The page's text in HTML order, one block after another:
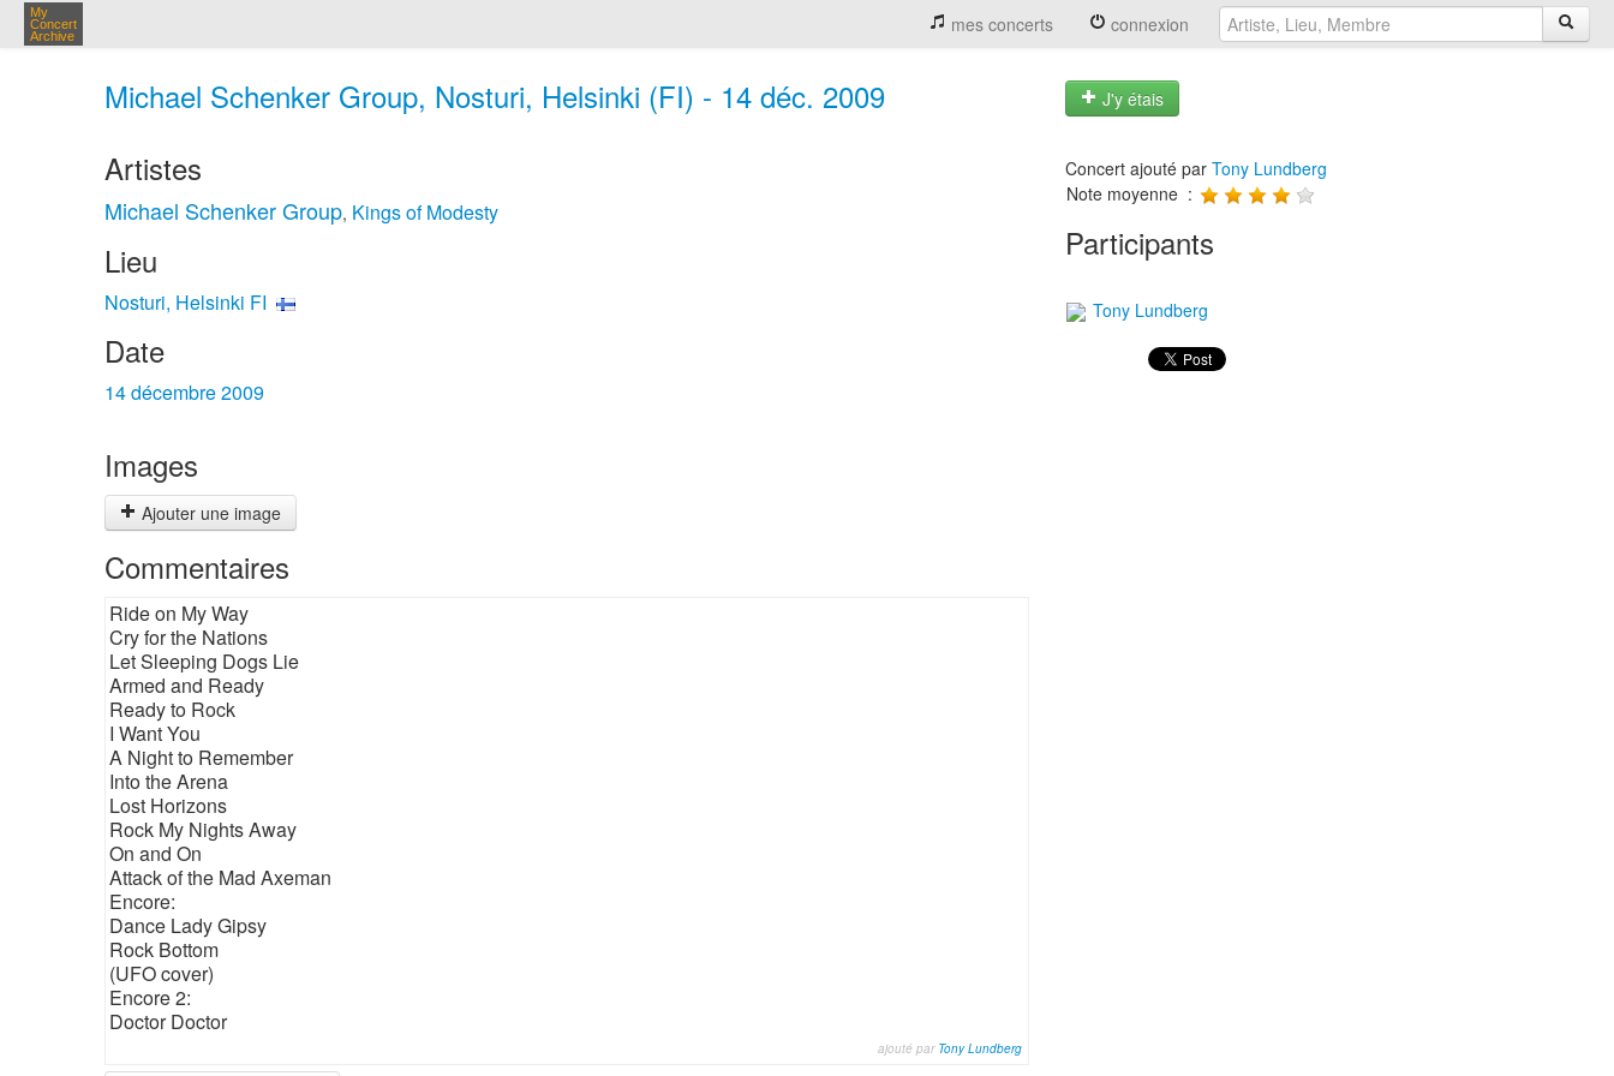
My
Concert
Archive
mes concerts connexion
Michael Schenker Group, Nosturi, Helsinki (FI) - 14 déc. 2009 J'y étais
Artistes
Michael Schenker Group, Kings of Modesty
Lieu
Nosturi, Helsinki FI
Date
14 décembre 2009
Images
Ajouter une image
Commentaires
Ride on My Way
Cry for the Nations
Let Sleeping Dogs Lie
Armed and Ready
Ready to Rock
I Want You
A Night to Remember
Into the Arena
Lost Horizons
Rock My Nights Away
On and On
Attack of the Mad Axeman
Encore:
Dance Lady Gipsy
Rock Bottom
(UFO cover)
Encore 2:
Doctor Doctor
ajouté par Tony Lundberg
Concert ajouté par Tony Lundberg
Note moyenne :
Participants
Tony Lundberg